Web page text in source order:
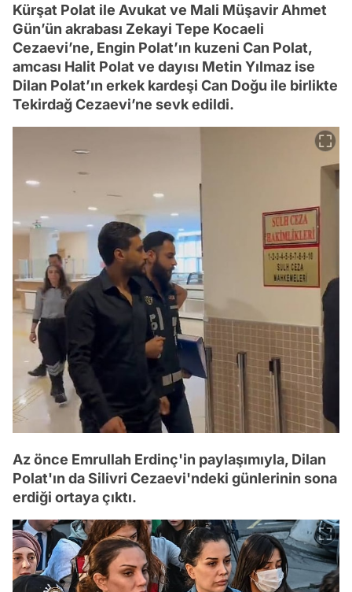
Kürşat Polat ile Avukat ve Mali Müşavir Ahmet
Gün’ün akrabası Zekayi Tepe Kocaeli
Cezaevi’ne, Engin Polat’ın kuzeni Can Polat,
amcası Halit Polat ve dayısı Metin Yılmaz ise
Dilan Polat’ın erkek kardeşi Can Doğu ile birlikte
Tekirdağ Cezaevi’ne sevk edildi.
Az önce Emrullah Erdinç'in paylaşımıyla, Dilan
Polat'ın da Silivri Cezaevi'ndeki günlerinin sona
erdiği ortaya çıktı.